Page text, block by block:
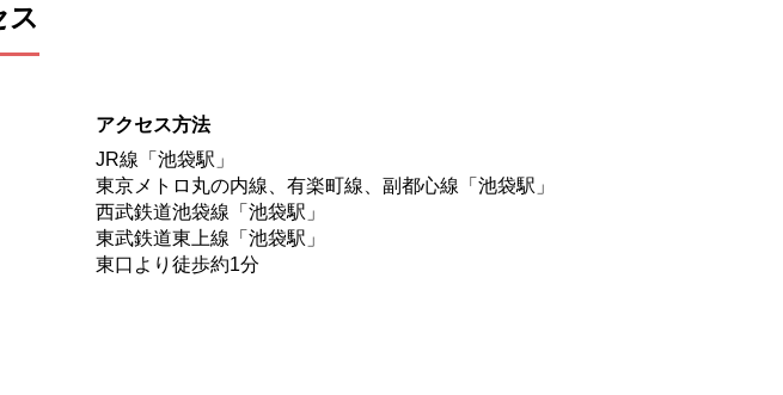
ス
アクセス方法
JR線「池袋駅」
東京メトロ丸の内線、有楽町線、副都心線「池袋駅」
西武鉄道池袋線「池袋駅」
東武鉄道東上線「池袋駅」
東口より徒歩約1分